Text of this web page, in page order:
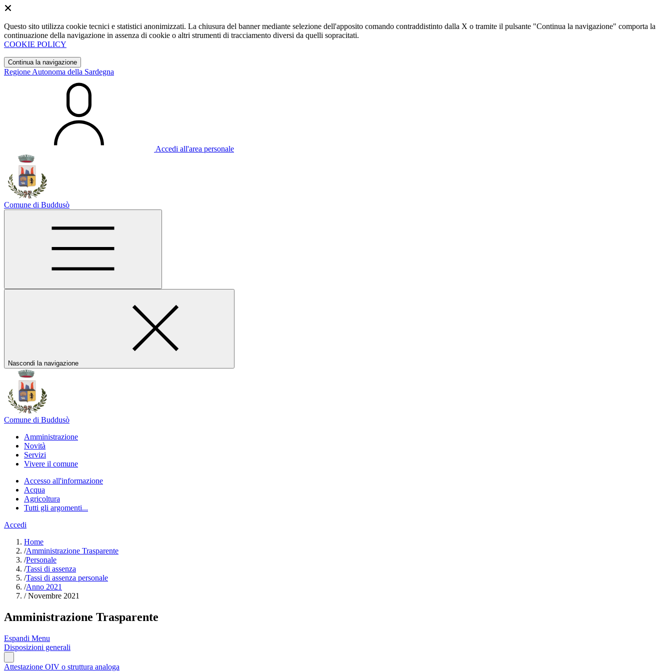
Questo sito utilizza cookie tecnici e statistici anonimizzati. La chiusura del banner mediante selezione dell'apposito comando contraddistinto dalla X o tramite il pulsante "Continua la navigazione" comporta la
continuazione della navigazione in assenza di cookie o altri strumenti di tracciamento diversi da quelli sopracitati.
COOKIE POLICY
Continua la navigazione
Regione Autonoma della Sardegna
Accedi all'area personale
Comune di Buddusò
Nascondi la navigazione
Comune di Buddusò
Amministrazione
Novità
Servizi
Vivere il comune
Accesso all'informazione
Acqua
Agricoltura
Tutti gli argomenti...
Accedi
Home
/Amministrazione Trasparente
/Personale
/Tassi di assenza
/Tassi di assenza personale
/Anno 2021
/Novembre 2021
Amministrazione Trasparente
Espandi Menu
Disposizioni generali
Attestazione OIV o struttura analoga